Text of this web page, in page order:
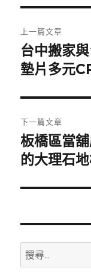
章
導
覽
上一篇文章
上
一
文
章:
台中搬家
墊片多元
下一篇文章
下
一
文
板橋區當
的大理石
搜
尋